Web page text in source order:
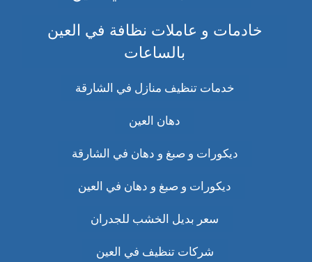
خادمات و عاملات نظافة في العين
بالساعات
خدمات تنظيف منازل في الشارقة
دهان العين
ديكورات و صبغ و دهان في الشارقة
ديكورات و صبغ و دهان في العين
سعر بديل الخشب للجدران
شركات تنظيف في العين